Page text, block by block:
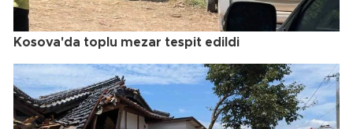
Kosova'da toplu mezar tespit edildi